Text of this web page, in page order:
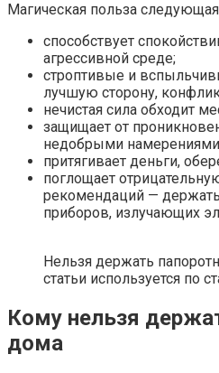
Магическая польза
способствует
агрессивной среде;
строптивые и
лучшую сторону,
нечистая сила обходит
защищает от
недобрыми
притягивает деньги,
поглощает
рекомендаций —
приборов, излучающих
Нельзя держать
статьи используется по
Кому нельзя
дома